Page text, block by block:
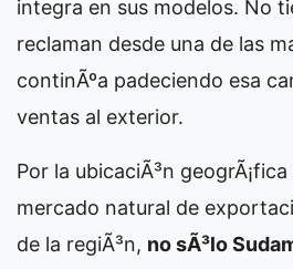
integra en sus modelos. No
reclaman desde una de las
continÃºa padeciendo esa
ventas al exterior.
Por la ubicaciÃ³n
mercado natural de
de la regiÃ³n, no sÃ³lo